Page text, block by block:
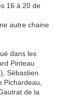
16 à 20 de
autre chaine
dans les
Pinteau
Sébastien
de la